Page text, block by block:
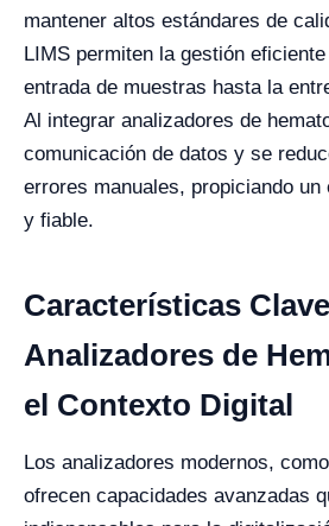
mantener altos estándares de
LIMS permiten la gestión
entrada de muestras hasta la
Al integrar analizadores de
comunicación de datos y se
errores manuales, propiciando un
y fiable.
Características
Analizadores de
el Contexto Digital
Los analizadores modernos,
ofrecen capacidades avanzadas